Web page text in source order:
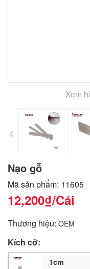
Xem
‹
Nạo gỗ
Mã sản phẩm: 11605
12,200₫/Cái
Thương hiệu: OEM
Kích cỡ:
1cm